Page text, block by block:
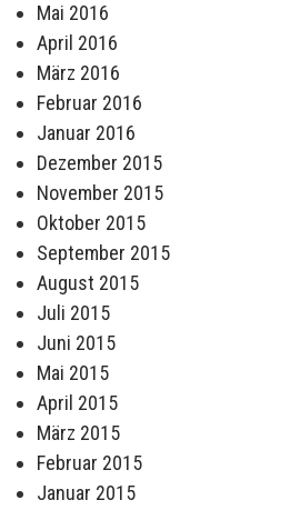
Mai 2016
April 2016
März 2016
Februar 2016
Januar 2016
Dezember 2015
November 2015
Oktober 2015
September 2015
August 2015
Juli 2015
Juni 2015
Mai 2015
April 2015
März 2015
Februar 2015
Januar 2015